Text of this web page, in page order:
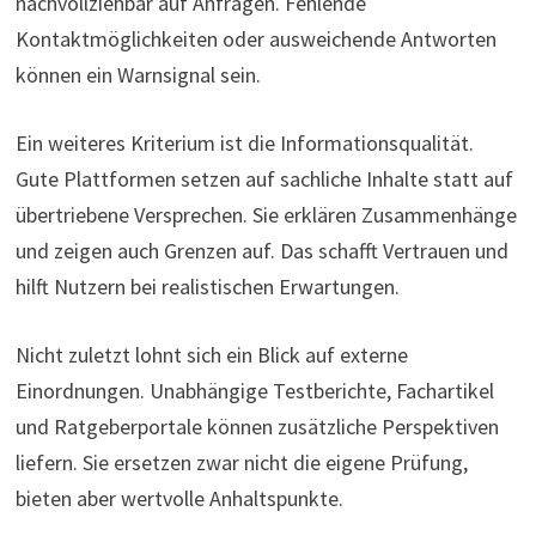
Kontaktmöglichkeiten oder ausweichende Antworten
können ein Warnsignal sein.
Ein weiteres Kriterium ist die Informationsqualität.
Gute Plattformen setzen auf sachliche Inhalte statt auf
übertriebene Versprechen. Sie erklären Zusammenhänge
und zeigen auch Grenzen auf. Das schafft Vertrauen und
hilft Nutzern bei realistischen Erwartungen.
Nicht zuletzt lohnt sich ein Blick auf externe
Einordnungen. Unabhängige Testberichte, Fachartikel
und Ratgeberportale können zusätzliche Perspektiven
liefern. Sie ersetzen zwar nicht die eigene Prüfung,
bieten aber wertvolle Anhaltspunkte.